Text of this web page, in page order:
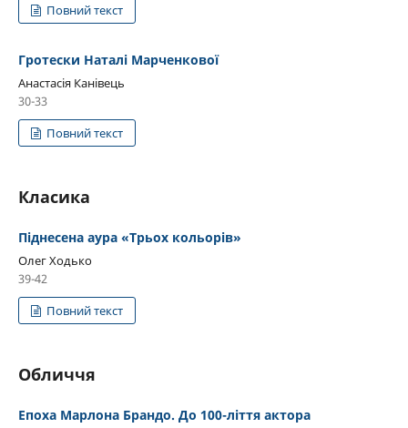
Повний текст
Гротески Наталі Марченкової
Анастасія Канівець
30-33
Повний текст
Класика
Піднесена аура «Трьох кольорів»
Олег Ходько
39-42
Повний текст
Обличчя
Епоха Марлона Брандо. До 100-ліття актора